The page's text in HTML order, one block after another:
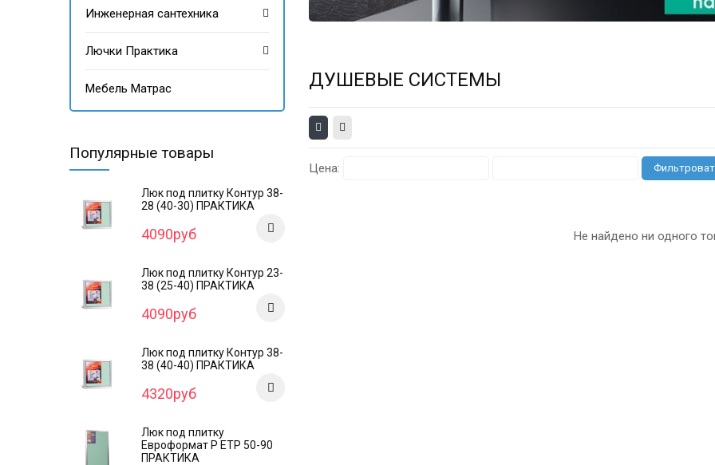
ДУШЕВЫЕ СИСТЕМЫ
Цена:
Не найдено ни одного
Инженерная сантехника
Лючки Практика
Мебель Матрас
Популярные товары
Люк под плитку Контур 38-
28 (40-30) ПРАКТИКА
4090руб
Люк под плитку Контур 23-
38 (25-40) ПРАКТИКА
4090руб
Люк под плитку Контур 38-
38 (40-40) ПРАКТИКА
4320руб
Люк под плитку
Евроформат Р ЕТР 50-90
ПРАКТИКА